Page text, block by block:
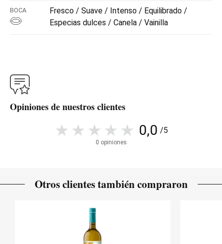
BOCA
Fresco / Suave / Intenso / Equilibrado /
Especias dulces / Canela / Vainilla
Opiniones de nuestros clientes
0,0 /5
0 opiniones
Otros clientes también compraron